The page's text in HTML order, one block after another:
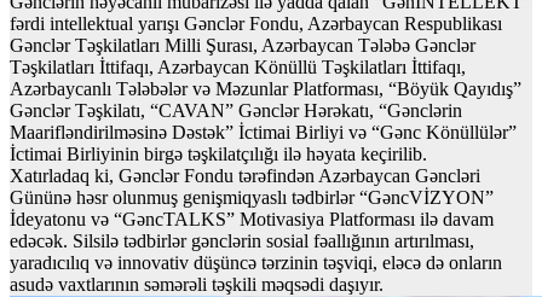
fərdi intellektual yarışı Gənclər Fondu, Azərbaycan Respublikası
Gənclər Təşkilatları Milli Şurası, Azərbaycan Tələbə Gənclər
Təşkilatları İttifaqı, Azərbaycan Könüllü Təşkilatları İttifaqı,
Azərbaycanlı Tələbələr və Məzunlar Platforması, “Böyük Qayıdış”
Gənclər Təşkilatı, “CAVAN” Gənclər Hərəkatı, “Gənclərin
Maarifləndirilməsinə Dəstək” İctimai Birliyi və “Gənc Könüllülər”
İctimai Birliyinin birgə təşkilatçılığı ilə həyata keçirilib.
Xatırladaq ki, Gənclər Fondu tərəfindən Azərbaycan Gəncləri
Gününə həsr olunmuş genişmiqyaslı tədbirlər “GəncVİZYON”
İdeyatonu və “GəncTALKS” Motivasiya Platforması ilə davam
edəcək. Silsilə tədbirlər gənclərin sosial fəallığının artırılması,
yaradıcılıq və innovativ düşüncə tərzinin təşviqi, eləcə də onların
asudə vaxtlarının səmərəli təşkili məqsədi daşıyır.